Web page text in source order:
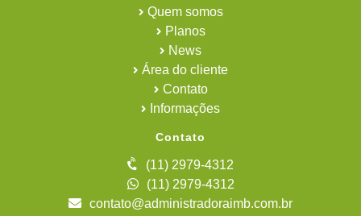
Quem somos
Planos
News
Área do cliente
Contato
Informações
Contato
(11) 2979-4312
(11) 2979-4312
contato@administradoraimb.com.br